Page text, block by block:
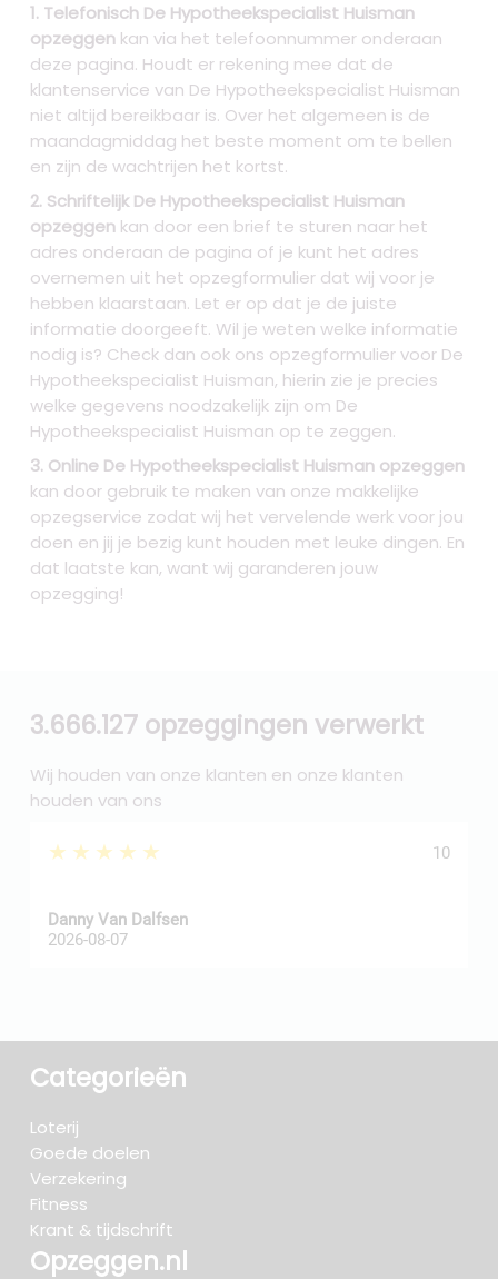
1. Telefonisch De Hypotheekspecialist Huisman
opzeggen kan via het telefoonnummer onderaan
deze pagina. Houdt er rekening mee dat de
klantenservice van De Hypotheekspecialist Huisman
niet altijd bereikbaar is. Over het algemeen is de
maandagmiddag het beste moment om te bellen
en zijn de wachtrijen het kortst.
2. Schriftelijk De Hypotheekspecialist Huisman
opzeggen kan door een brief te sturen naar het
adres onderaan de pagina of je kunt het adres
overnemen uit het opzegformulier dat wij voor je
hebben klaarstaan. Let er op dat je de juiste
informatie doorgeeft. Wil je weten welke informatie
nodig is? Check dan ook ons opzegformulier voor De
Hypotheekspecialist Huisman, hierin zie je precies
welke gegevens noodzakelijk zijn om De
Hypotheekspecialist Huisman op te zeggen.
3. Online De Hypotheekspecialist Huisman opzeggen
kan door gebruik te maken van onze makkelijke
opzegservice zodat wij het vervelende werk voor jou
doen en jij je bezig kunt houden met leuke dingen. En
dat laatste kan, want wij garanderen jouw
opzegging!
3.666.127 opzeggingen verwerkt
Wij houden van onze klanten en onze klanten
houden van ons
★★★★★ 10
Danny Van Dalfsen
2026-08-07
Categorieën
Loterij
Goede doelen
Verzekering
Fitness
Krant & tijdschrift
Opzeggen.nl